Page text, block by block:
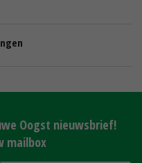
Oogst nieuwsbrief!
mailbox